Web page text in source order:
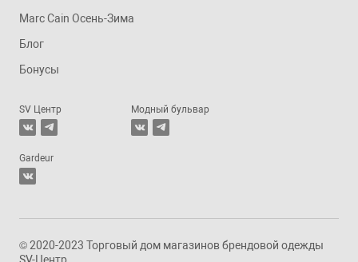
Marc Cain Осень-Зима
Блог
Бонусы
SV Центр Модный бульвар
Gardeur
© 2020-2023 Торговый дом магазинов брендовой одежды